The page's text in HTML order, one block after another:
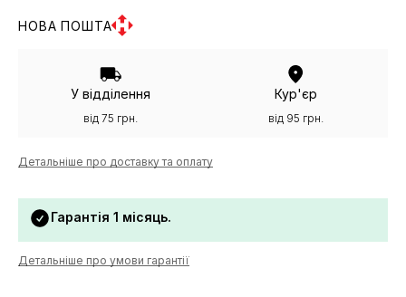
НОВА ПОШТА
У відділення
від 75 грн.
Кур'єр
від 95 грн.
Детальніше про доставку та оплату
Гарантія 1 місяць.
Детальніше про умови гарантії